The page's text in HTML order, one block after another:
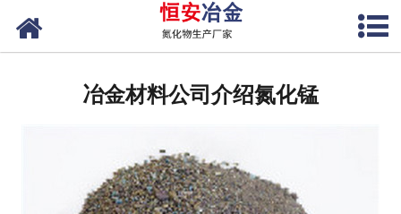
联系我们
冶金材料公司介绍氮化锰